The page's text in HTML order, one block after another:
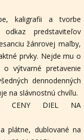
kaligrafii a tvorbe
predstaviteľov
žánrovej maľby,
prvky. Nejde mu o
výtvarné pretavenie
dennodenných
na slávnostnú chvíľu.
CENY DIEL NA
plátne, dublované na